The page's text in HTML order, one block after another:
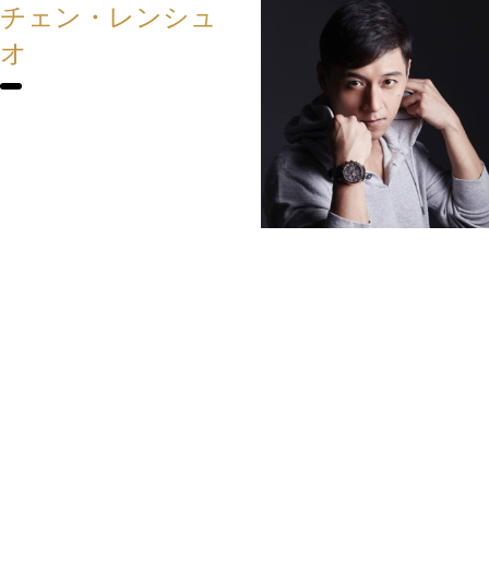
チェン・レンシュ
オ